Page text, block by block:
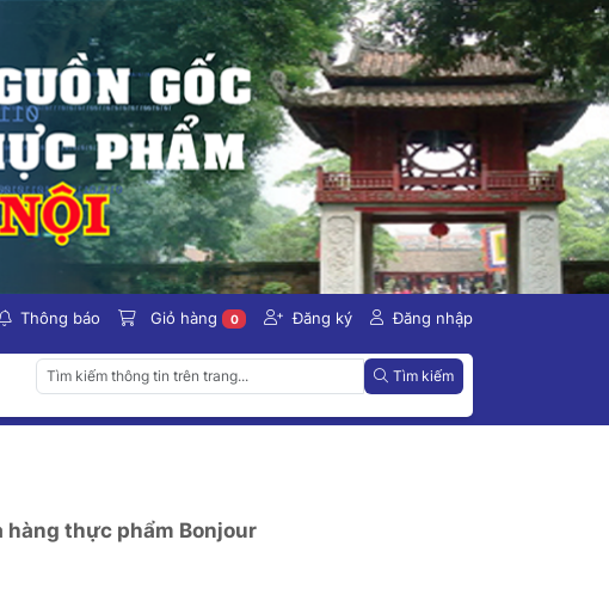
Thông báo Giỏ hàng 0 Đăng ký Đăng nhập
Tìm kiếm
hàng thực phẩm Bonjour